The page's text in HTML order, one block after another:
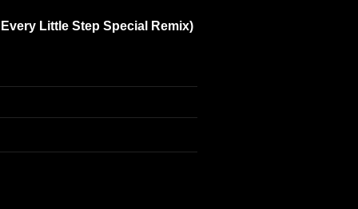
Little Step Special Remix)